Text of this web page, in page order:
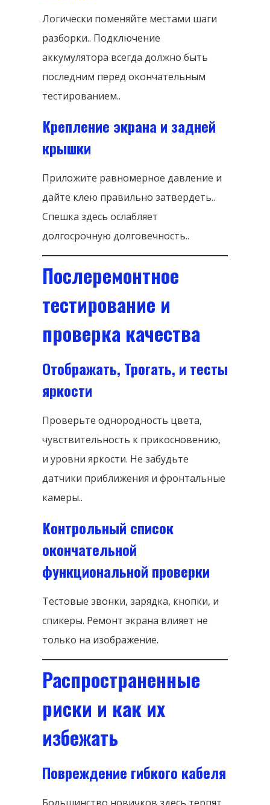
Логически поменяйте местами шаги
разборки.. Подключение
аккумулятора всегда должно быть
последним перед окончательным
тестированием..
Крепление экрана и задней
крышки
Приложите равномерное давление и
дайте клею правильно затвердеть..
Спешка здесь ослабляет
долгосрочную долговечность..
Послеремонтное
тестирование и
проверка качества
Отображать, Трогать, и тесты
яркости
Проверьте однородность цвета,
чувствительность к прикосновению,
и уровни яркости. Не забудьте
датчики приближения и фронтальные
камеры..
Контрольный список
окончательной
функциональной проверки
Тестовые звонки, зарядка, кнопки, и
спикеры. Ремонт экрана влияет не
только на изображение.
Распространенные
риски и как их
избежать
Повреждение гибкого кабеля